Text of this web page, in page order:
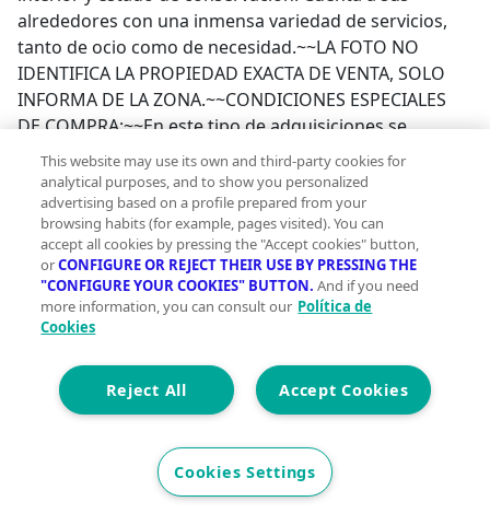
alrededores con una inmensa variedad de servicios,
tanto de ocio como de necesidad.~~LA FOTO NO
IDENTIFICA LA PROPIEDAD EXACTA DE VENTA, SOLO
INFORMA DE LA ZONA.~~CONDICIONES ESPECIALES
DE COMPRA:~~En este tipo de adquisiciones se
requieren una serie de requisitos detallados a
continuación:~1º.- No permite hipoteca sobre el
inmueble, los bancos no financian estas
operaciones.~2º.- LA PROPIEDAD NO SE PUEDE VER
INTERIORMENTE, pero sí saber su ubicación exacta (no
disponemos de fotos del interior).~3º.- La obtención de
las llaves dependerá del curso del procedimiento o la
posible negociación con los ocupantes.~4º.- En el caso
de que el cliente lo solicite, nuestros profesionales
(abogado y procurador) podrán atender su
procedimiento judicial hasta la obtención de llaves. Los
precio, consúltenos.~5º.- La ley exige al adjudicatario
poner al día comunidad y IBI de los últimos 4 años en
This website may use its own and third-party cookies for
analytical purposes, and to show you personalized
advertising based on a profile prepared from your
browsing habits (for example, pages visited). You can
accept all cookies by pressing the "Accept cookies" button,
orCONFIGURE OR REJECT THEIR USE BY PRESSING THE
"CONFIGURE YOUR COOKIES" BUTTON. And if you need
more information, you can consult our Política de
Cookies
Accept Cookies
Reject All
Cookies Settings